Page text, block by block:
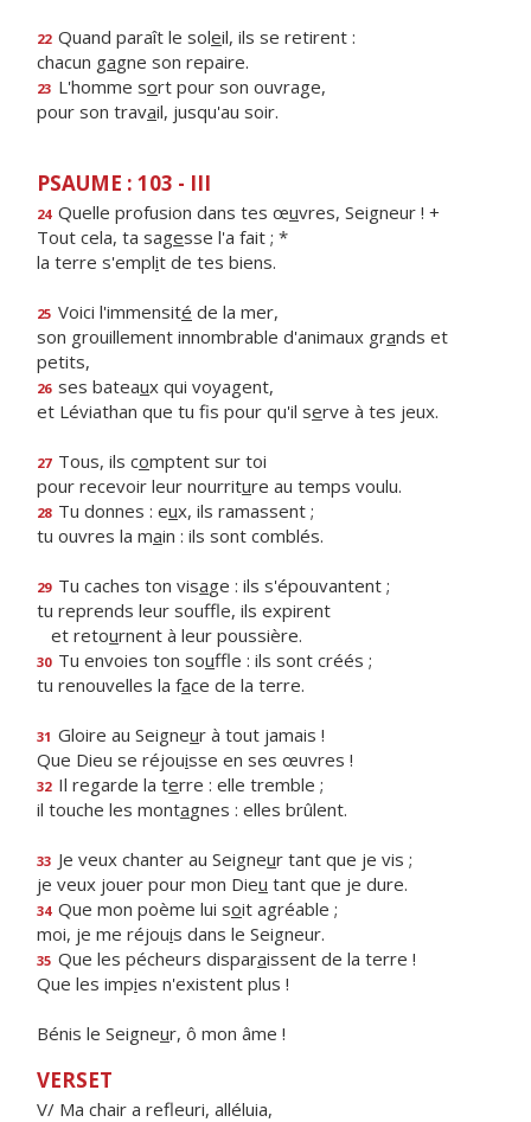
22 Quand paraît le soleil, ils se retirent :
chacun gagne son repaire.
23 L'homme sort pour son ouvrage,
pour son travail, jusqu'au soir.
PSAUME : 103 - III
24 Quelle profusion dans tes œuvres, Seigneur ! +
Tout cela, ta sagesse l'a fait ; *
la terre s'emplit de tes biens.
25 Voici l'immensité de la mer,
son grouillement innombrable d'animaux grands et
petits,
26 ses bateaux qui voyagent,
et Léviathan que tu fis pour qu'il serve à tes jeux.
27 Tous, ils comptent sur toi
pour recevoir leur nourriture au temps voulu.
28 Tu donnes : eux, ils ramassent ;
tu ouvres la main : ils sont comblés.
29 Tu caches ton visage : ils s'épouvantent ;
tu reprends leur souffle, ils expirent
et retournent à leur poussière.
30 Tu envoies ton souffle : ils sont créés ;
tu renouvelles la face de la terre.
31 Gloire au Seigneur à tout jamais !
Que Dieu se réjouisse en ses œuvres !
32 Il regarde la terre : elle tremble ;
il touche les montagnes : elles brûlent.
33 Je veux chanter au Seigneur tant que je vis ;
je veux jouer pour mon Dieu tant que je dure.
34 Que mon poème lui soit agréable ;
moi, je me réjouis dans le Seigneur.
35 Que les pécheurs disparaissent de la terre !
Que les impies n'existent plus !
Bénis le Seigneur, ô mon âme !
VERSET
V/ Ma chair a refleuri, alléluia,